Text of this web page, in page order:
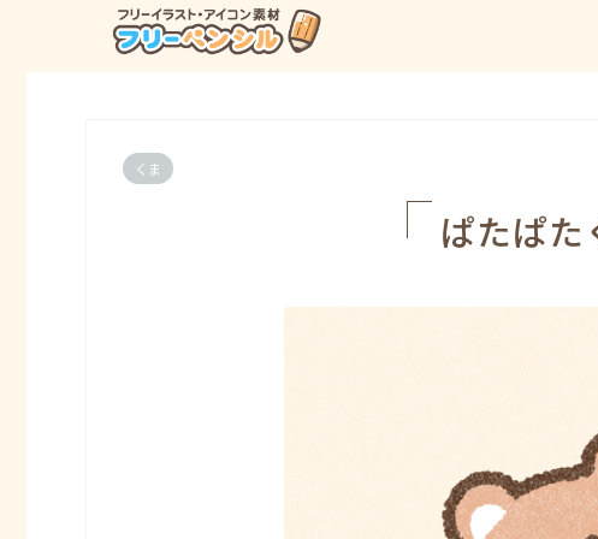
くま
ぱたぱた